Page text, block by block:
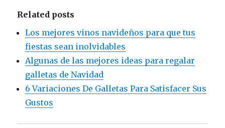
Related posts
Los mejores vinos navideños para que tus
fiestas sean inolvidables
Algunas de las mejores ideas para regalar
galletas de Navidad
6 Variaciones De Galletas Para Satisfacer Sus
Gustos